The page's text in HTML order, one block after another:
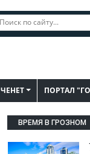
ЧЕНЕТ ПОРТАЛ
ВРЕМЯ В ГРОЗНОМ